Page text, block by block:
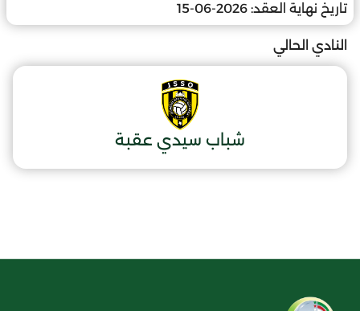
تاريخ نهاية العقد: 2026-06-15
النادي الحالي
شباب سيدي عقبة